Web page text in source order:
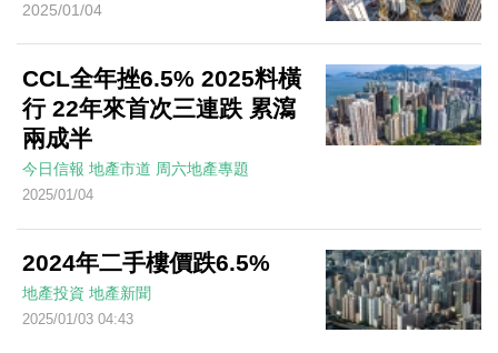
2025/01/04
CCL全年挫6.5% 2025料橫
行 22年來首次三連跌 累瀉
兩成半
今日信報 地產市道 周六地產專題
2025/01/04
2024年二手樓價跌6.5%
地產投資 地產新聞
2025/01/03 04:43